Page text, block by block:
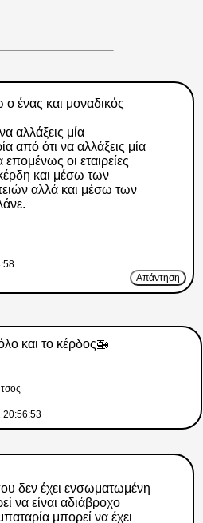
ο ένας και μοναδικός
αλλάξεις μία
από ότι να αλλάξεις μία
οι εταιρείες
και μέσω των
αλλά και μέσω των
Απάντηση
και το κέρδος🚁
20:56:53
δεν έχει ενσωματωμένη
να είναι αδιάβροχο
μπορεί να έχει